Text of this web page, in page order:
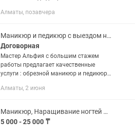
Алматы, позавчера
Маникюр и педикюр с выездом на дом
Договорная
Мастер Альфия с большим стажем
работы предлагает качественные
услуги : обрезной маникюр и педикюр (
вросшими ногтями !А так же услуги
Алматы, 2 июня
Маникюр, Наращивание ногтей Алматы
5 000 - 25 000 ₸